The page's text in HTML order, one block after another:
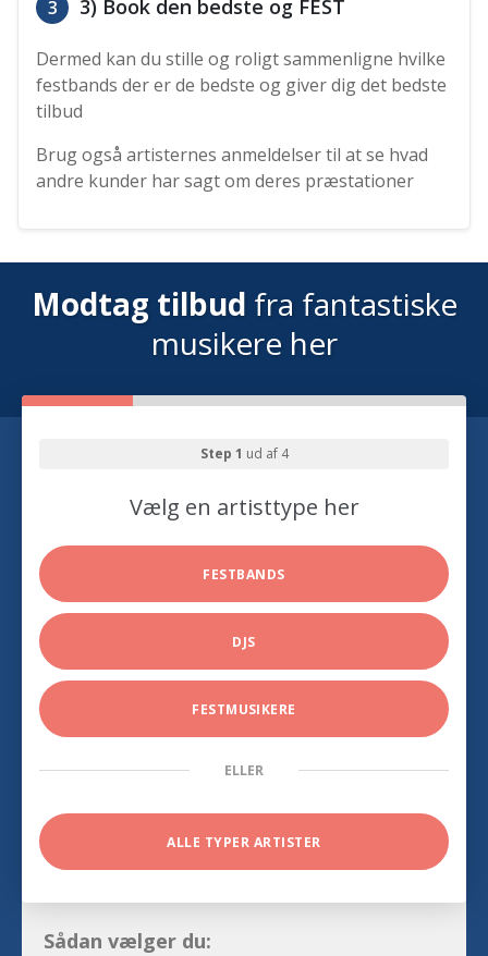
3 3) Book den bedste og FEST
Dermed kan du stille og roligt sammenligne hvilke
festbands der er de bedste og giver dig det bedste
tilbud
Brug også artisternes anmeldelser til at se hvad
andre kunder har sagt om deres præstationer
Modtag tilbud fra fantastiske
musikere her
Step 1 ud af 4
Vælg en artisttype her
FESTBANDS
DJS
FESTMUSIKERE
ELLER
ALLE TYPER ARTISTER
Sådan vælger du: